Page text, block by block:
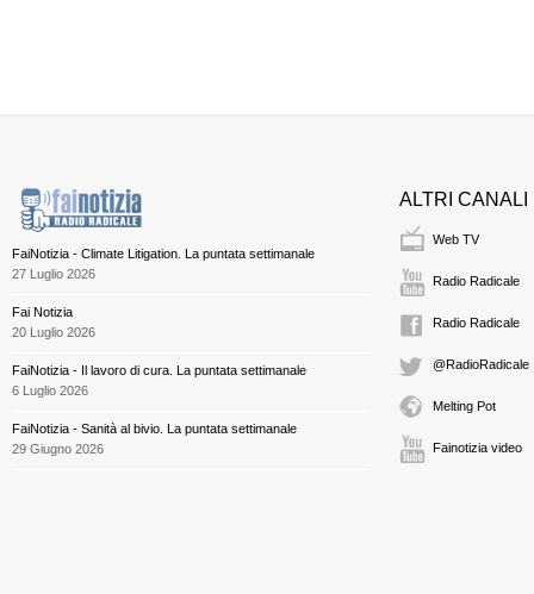
FaiNotizia - Climate Litigation. La puntata settimanale
27 Luglio 2026
Fai Notizia
20 Luglio 2026
FaiNotizia - Il lavoro di cura. La puntata settimanale
6 Luglio 2026
FaiNotizia - Sanità al bivio. La puntata settimanale
29 Giugno 2026
ALTRI CANALI
Web TV
Radio Radicale
Radio Radicale
@RadioRadicale
Melting Pot
Fainotizia video